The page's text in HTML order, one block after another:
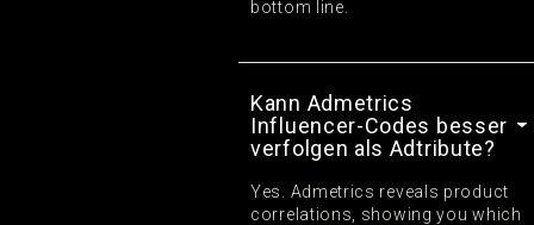
bottom line.
Kann Admetrics
Influencer-Codes besser
verfolgen als Adtribute?
Yes. Admetrics reveals product
correlations, showing you which